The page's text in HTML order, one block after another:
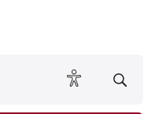
ONLINE lesen